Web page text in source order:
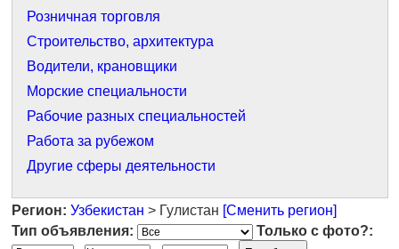
Розничная торговля
Строительство, архитектура
Водители, крановщики
Морские специальности
Рабочие разных специальностей
Работа за рубежом
Другие сферы деятельности
Регион: Узбекистан > Гулистан [Сменить регион]
Тип объявления:
Только с фото?: